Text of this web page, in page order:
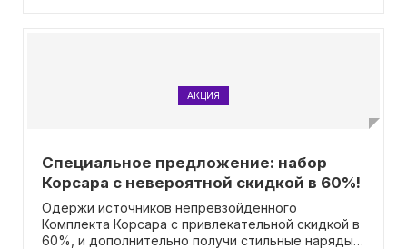
АКЦИЯ
Специальное предложение: набор
Корсара с невероятной скидкой в 60%!
Одержи источников непревзойденного
Комплекта Корсара с привлекательной скидкой в
60%, и дополнительно получи стильные наряды